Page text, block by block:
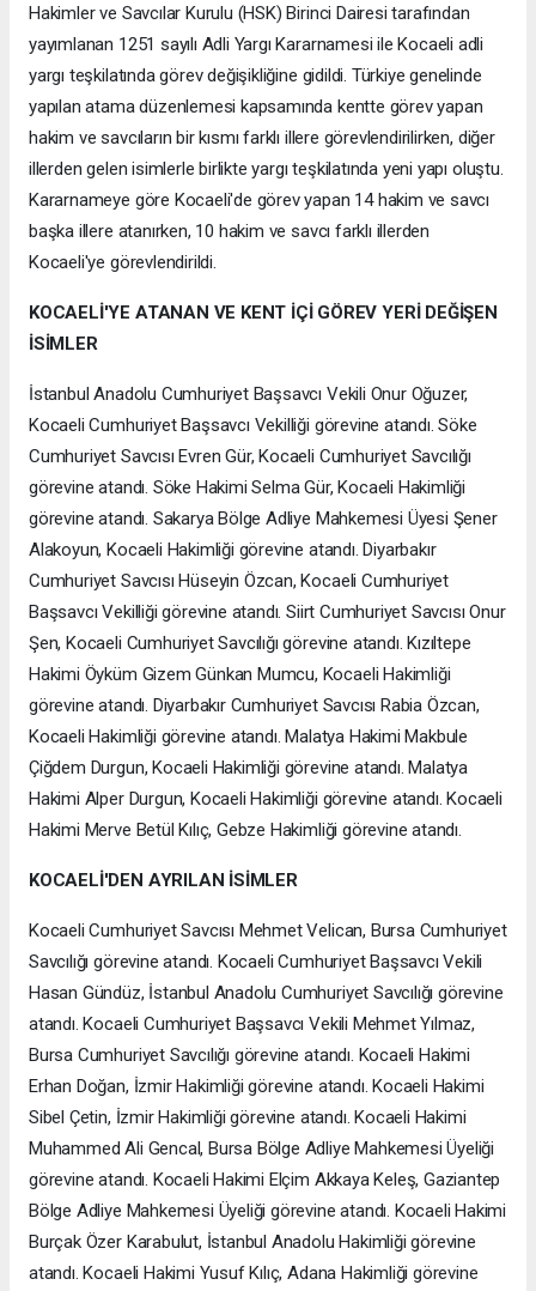
Hakimler ve Savcılar Kurulu (HSK) Birinci Dairesi tarafından
yayımlanan 1251 sayılı Adli Yargı Kararnamesi ile Kocaeli adli
yargı teşkilatında görev değişikliğine gidildi. Türkiye genelinde
yapılan atama düzenlemesi kapsamında kentte görev yapan
hakim ve savcıların bir kısmı farklı illere görevlendirilirken, diğer
illerden gelen isimlerle birlikte yargı teşkilatında yeni yapı oluştu.
Kararnameye göre Kocaeli'de görev yapan 14 hakim ve savcı
başka illere atanırken, 10 hakim ve savcı farklı illerden
Kocaeli'ye görevlendirildi.
KOCAELİ'YE ATANAN VE KENT İÇİ GÖREV YERİ DEĞİŞEN
İSİMLER
İstanbul Anadolu Cumhuriyet Başsavcı Vekili Onur Oğuzer,
Kocaeli Cumhuriyet Başsavcı Vekilliği görevine atandı. Söke
Cumhuriyet Savcısı Evren Gür, Kocaeli Cumhuriyet Savcılığı
görevine atandı. Söke Hakimi Selma Gür, Kocaeli Hakimliği
görevine atandı. Sakarya Bölge Adliye Mahkemesi Üyesi Şener
Alakoyun, Kocaeli Hakimliği görevine atandı. Diyarbakır
Cumhuriyet Savcısı Hüseyin Özcan, Kocaeli Cumhuriyet
Başsavcı Vekilliği görevine atandı. Siirt Cumhuriyet Savcısı Onur
Şen, Kocaeli Cumhuriyet Savcılığı görevine atandı. Kızıltepe
Hakimi Öyküm Gizem Günkan Mumcu, Kocaeli Hakimliği
görevine atandı. Diyarbakır Cumhuriyet Savcısı Rabia Özcan,
Kocaeli Hakimliği görevine atandı. Malatya Hakimi Makbule
Çiğdem Durgun, Kocaeli Hakimliği görevine atandı. Malatya
Hakimi Alper Durgun, Kocaeli Hakimliği görevine atandı. Kocaeli
Hakimi Merve Betül Kılıç, Gebze Hakimliği görevine atandı.
KOCAELİ'DEN AYRILAN İSİMLER
Kocaeli Cumhuriyet Savcısı Mehmet Velican, Bursa Cumhuriyet
Savcılığı görevine atandı. Kocaeli Cumhuriyet Başsavcı Vekili
Hasan Gündüz, İstanbul Anadolu Cumhuriyet Savcılığı görevine
atandı. Kocaeli Cumhuriyet Başsavcı Vekili Mehmet Yılmaz,
Bursa Cumhuriyet Savcılığı görevine atandı. Kocaeli Hakimi
Erhan Doğan, İzmir Hakimliği görevine atandı. Kocaeli Hakimi
Sibel Çetin, İzmir Hakimliği görevine atandı. Kocaeli Hakimi
Muhammed Ali Gencal, Bursa Bölge Adliye Mahkemesi Üyeliği
görevine atandı. Kocaeli Hakimi Elçim Akkaya Keleş, Gaziantep
Bölge Adliye Mahkemesi Üyeliği görevine atandı. Kocaeli Hakimi
Burçak Özer Karabulut, İstanbul Anadolu Hakimliği görevine
atandı. Kocaeli Hakimi Yusuf Kılıç, Adana Hakimliği görevine